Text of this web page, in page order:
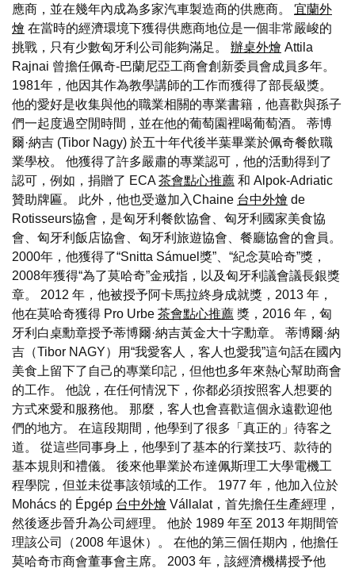
應商，並在幾年內成為多家汽車製造商的供應商。 宜蘭外
燴 在當時的經濟環境下獲得供應商地位是一個非常嚴峻的
挑戰，只有少數匈牙利公司能夠滿足。 辦桌外燴 Attila
Rajnai 曾擔任佩奇-巴蘭尼亞工商會創新委員會成員多年。
1981年，他因其作為教學講師的工作而獲得了部長級獎。
他的愛好是收集與他的職業相關的專業書籍，他喜歡與孫子
們一起度過空閒時間，並在他的葡萄園裡喝葡萄酒。 蒂博
爾·納吉 (Tibor Nagy) 於五十年代後半葉畢業於佩奇餐飲職
業學校。 他獲得了許多嚴肅的專業認可，他的活動得到了
認可，例如，捐贈了 ECA茶會點心推薦 和 Alpok-Adriatic
贊助牌匾。 此外，他也受邀加入Chaine 台中外燴 de
Rotisseurs協會，是匈牙利餐飲協會、匈牙利國家美食協
會、匈牙利飯店協會、匈牙利旅遊協會、餐廳協會的會員。
2000年，他獲得了“Snitta Sámuel獎”、“紀念莫哈奇”獎，
2008年獲得“為了莫哈奇”金戒指，以及匈牙利議會議長銀獎
章。 2012 年，他被授予阿卡馬拉終身成就獎，2013 年，
他在莫哈奇獲得 Pro Urbe 茶會點心推薦 獎，2016 年，匈
牙利白桌勳章授予蒂博爾·納吉黃金大十字勳章。 蒂博爾·納
吉（Tibor NAGY）用“我愛客人，客人也愛我”這句話在國內
美食上留下了自己的專業印記，但他也多年來熱心幫助商會
的工作。 他說，在任何情況下，你都必須按照客人想要的
方式來愛和服務他。 那麼，客人也會喜歡這個永遠歡迎他
們的地方。 在這段期間，他學到了很多「真正的」待客之
道。 從這些同事身上，他學到了基本的行業技巧、款待的
基本規則和禮儀。 後來他畢業於布達佩斯理工大學電機工
程學院，但並未從事該領域的工作。 1977 年，他加入位於
Mohács 的 Épgép 台中外燴 Vállalat，首先擔任生產經理，
然後逐步晉升為公司經理。 他於 1989 年至 2013 年期間管
理該公司（2008 年退休）。 在他的第三個任期內，他擔任
莫哈奇市商會董事會主席。 2003 年，該經濟機構授予他